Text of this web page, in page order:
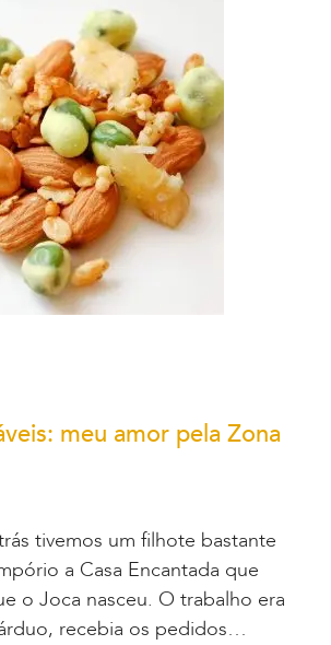
meu amor pela Zona
tivemos um filhote bastante
a Casa Encantada que
o Joca nasceu. O trabalho era
recebia os pedidos…